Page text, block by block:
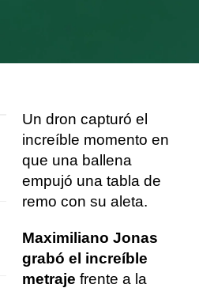
de 2021, 15:30
de 2021, 15:27
Un dron capturó el
increíble momento en
que una ballena
empujó una tabla de
remo con su aleta.
Maximiliano Jonas
grabó el increíble
metraje frente a la